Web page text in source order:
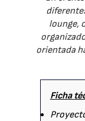
lounge,
orientada
Ficha